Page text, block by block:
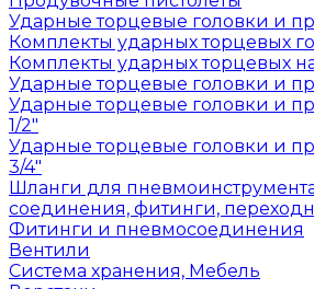
Ударные торцевые головки и
Комплекты ударных торцевых
Комплекты ударных торцевых
Ударные торцевые головки и
Ударные торцевые головки и
1/2"
Ударные торцевые головки и
3/4"
Шланги для
соединения, фитинги,
Фитинги и пневмосоединения
Вентили
Система хранения, Мебель